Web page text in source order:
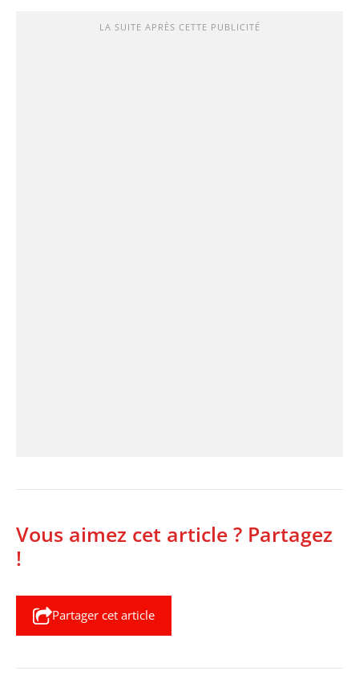
LA SUITE APRÈS CETTE PUBLICITÉ
Vous aimez cet article ? Partagez
!
Partager cet article